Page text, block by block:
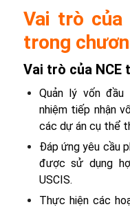
Vai trò của
trong
Vai trò của NCE
Quản lý vốn đầu
nhiệm tiếp nhận
các dự án cụ thể
Đáp ứng yêu cầu
được sử dụng
USCIS.
Thực hiện các